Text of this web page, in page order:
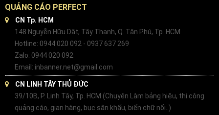
QUẢNG CÁO PERFECT
CN Tp. HCM
148 Nguyễn Hữu Dật, Tây Thạnh, Q. Tân Phú, Tp. HCM
Hotline: 0944 020 092 - 0937 637 269
Zalo: 0944 020 092
Email: inbanner.net@gmail.com
CN LINH TÂY THỦ ĐỨC
39/10B, P. Linh Tây, Tp. HCM (Chuyên Làm bảng hiệu, thi công
quảng cáo, gian hàng, bục sân khấu, biển chữ nổi..)